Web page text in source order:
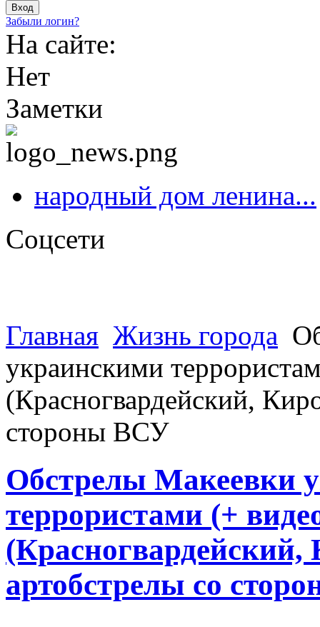
Забыли логин?
На сайте:
Нет
Заметки
народный дом ленина...
Соцсети
Главная Жизнь города
украинскими
(Красногвардейский,
стороны ВСУ
Обстрелы Макеевки
террористами (+
артобстрелы со